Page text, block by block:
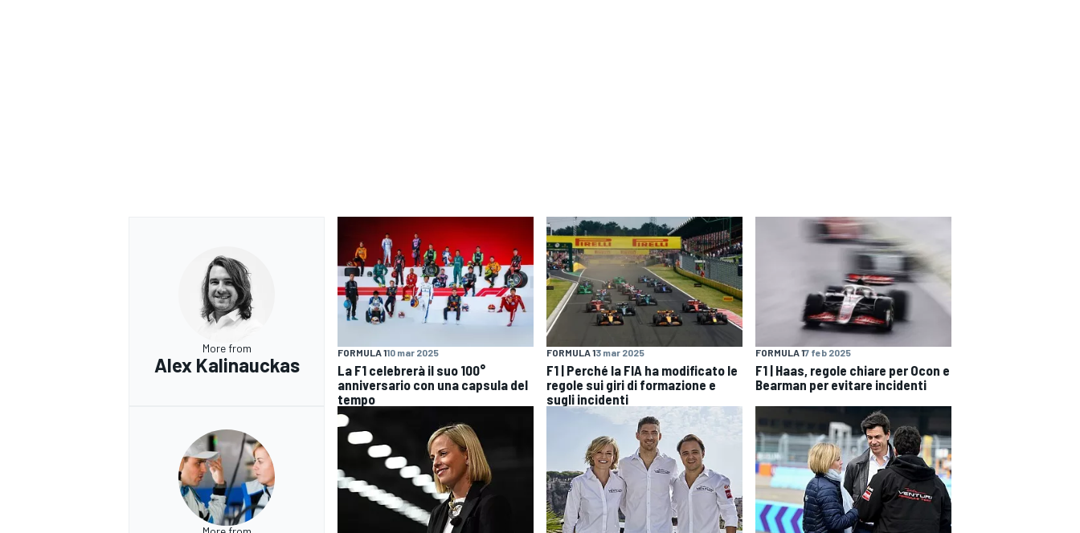
More from
Alex Kalinauckas
FORMULA 110 mar 2025
La F1 celebrerà il suo 100°
anniversario con una capsula del
tempo
FORMULA 13 mar 2025
F1 | Perché la FIA ha modificato le
regole sui giri di formazione e
sugli incidenti
FORMULA 17 feb 2025
F1 | Haas, regole chiare per Ocon e
Bearman per evitare incidenti